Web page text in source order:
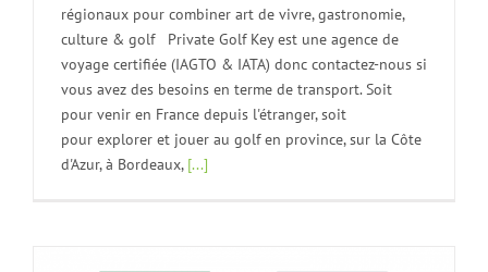
régionaux pour combiner art de vivre, gastronomie,
culture & golf Private Golf Key est une agence de
voyage certifiée (IAGTO & IATA) donc contactez-nous si
vous avez des besoins en terme de transport. Soit
pour venir en France depuis l'étranger, soit
pour explorer et jouer au golf en province, sur la Côte
d'Azur, à Bordeaux, [...]